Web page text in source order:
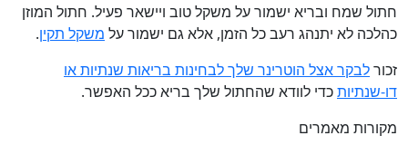
חתול שמח ובריא ישמור על משקל טוב ויישאר פעיל. חתול המוזן
כהלכה לא יתנהג רעב כל הזמן, אלא גם ישמור על משקל תקין.
זכורלבקר אצל הוטרינר שלך לבחינות בריאות שנתיות או
דו-שנתיותכדי לוודא שהחתול שלך בריא ככל האפשר.
מקורות מאמרים